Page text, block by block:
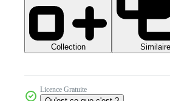
Collection Similaire
Licence Gratuite